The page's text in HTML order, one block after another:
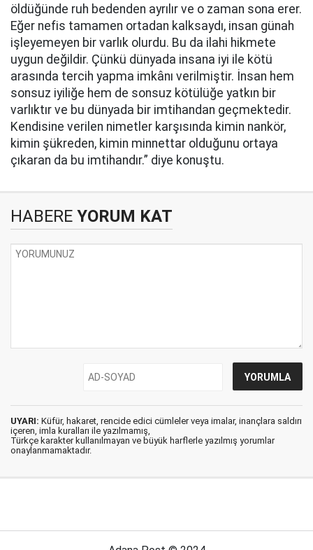
öldüğünde ruh bedenden ayrılır ve o zaman sona erer.
Eğer nefis tamamen ortadan kalksaydı, insan günah
işleyemeyen bir varlık olurdu. Bu da ilahi hikmete
uygun değildir. Çünkü dünyada insana iyi ile kötü
arasında tercih yapma imkânı verilmiştir. İnsan hem
sonsuz iyiliğe hem de sonsuz kötülüğe yatkın bir
varlıktır ve bu dünyada bir imtihandan geçmektedir.
Kendisine verilen nimetler karşısında kimin nankör,
kimin şükreden, kimin minnettar olduğunu ortaya
çıkaran da bu imtihandır.” diye konuştu.
HABERE YORUM KAT
UYARI: Küfür, hakaret, rencide edici cümleler veya imalar, inançlara saldırı
içeren, imla kuralları ile yazılmamış,
Türkçe karakter kullanılmayan ve büyük harflerle yazılmış yorumlar
onaylanmamaktadır.